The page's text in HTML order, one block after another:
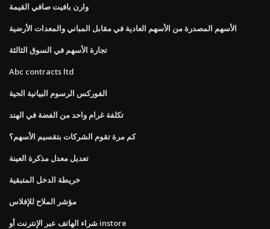
وارن بافيت صافي القيمة
الأسهم المصدرة من الأسهم العادية في مقابل المباني والمعدات الأرضية
تجارة الأسهم في السوق الثالثة
Abc contracts ltd
الفوركس الرسوم البيانية الحية
تكلفة غرام واحد من الفضة في الهند
كم مرة تقوم الشركات بتقسيم الأسهم؟
تعديل معدل مذكرة العينة
خريطة الدخل المتبقية
مؤشر الملاح للإفلاس
شراء الهاتف عبر الإنترنت أو instore